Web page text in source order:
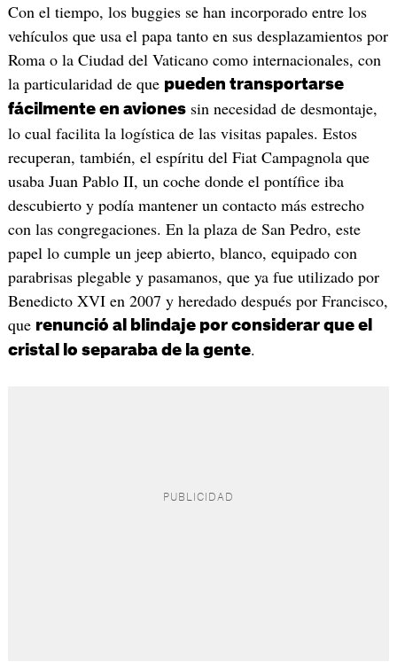
Con el tiempo, los buggies se han incorporado entre los
vehículos que usa el papa tanto en sus desplazamientos por
Roma o la Ciudad del Vaticano como internacionales, con
la particularidad de que pueden transportarse
fácilmente en avionessin necesidad de desmontaje,
lo cual facilita la logística de las visitas papales. Estos
recuperan, también, el espíritu del Fiat Campagnola que
usaba Juan Pablo II, un coche donde el pontífice iba
descubierto y podía mantener un contacto más estrecho
con las congregaciones. En la plaza de San Pedro, este
papel lo cumple un jeep abierto, blanco, equipado con
parabrisas plegable y pasamanos, que ya fue utilizado por
Benedicto XVI en 2007 y heredado después por Francisco,
que renunció al blindaje por considerar que el
cristal lo separaba de la gente.